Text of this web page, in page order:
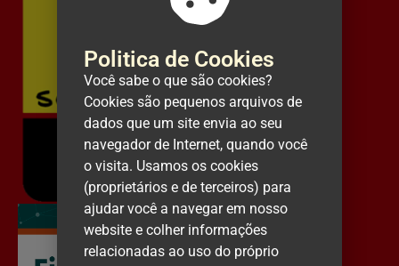
Politica de Cookies
Você sabe o que são cookies?
Cookies são pequenos arquivos de
dados que um site envia ao seu
navegador de Internet, quando você
o visita. Usamos os cookies
(proprietários e de terceiros) para
ajudar você a navegar em nosso
website e colher informações
relacionadas ao uso do próprio